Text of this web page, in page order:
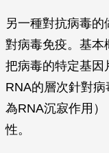
另一種對抗病毒
對病毒免疫。基本
把病毒的特定基因
RNA的層次針對
為RNA沉寂作用
性。